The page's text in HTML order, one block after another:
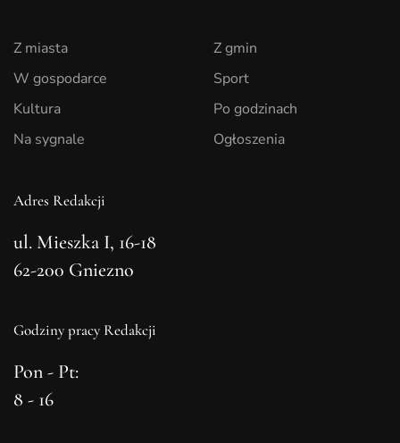
Z miasta
W gospodarce
Kultura
Na sygnale
Z gmin
Sport
Po godzinach
Ogłoszenia
Adres Redakcji
ul. Mieszka I, 16-18
62-200 Gniezno
Godziny pracy Redakcji
Pon - Pt:
8 - 16